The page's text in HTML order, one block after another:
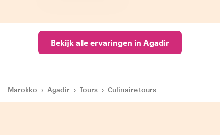
Bekijk alle ervaringen in Agadir
Marokko › Agadir › Tours › Culinaire tours